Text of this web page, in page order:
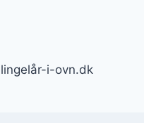
i-ovn.dk